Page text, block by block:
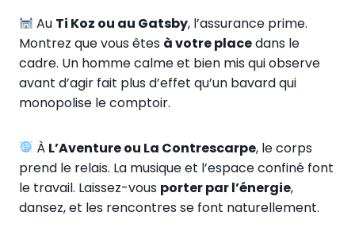
Au Ti Koz ou au Gatsby, l’assurance prime.
Montrez que vous êtes à votre placedans le
cadre. Un homme calme et bien mis qui observe
avant d’agir fait plus d’effet qu’un bavard qui
monopolise le comptoir.
À L’Aventure ou La Contrescarpe, le corps
prend le relais. La musique et l’espace confiné font
le travail. Laissez-vous porter par l’énergie,
dansez, et les rencontres se font naturellement.